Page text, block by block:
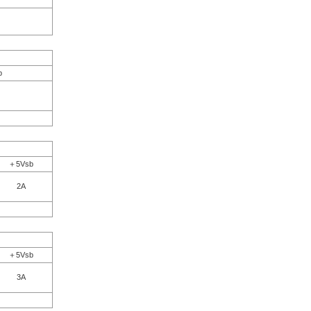
＋5Vsb
2A
＋5Vsb
3A